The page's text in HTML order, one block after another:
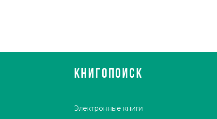
КНИГОПОИСК
Электронные книги